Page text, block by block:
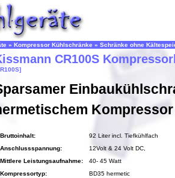
» Kompressor Kühlschränke » Schränke ohne
CR100S
Kompressor
Bruttoinhalt:
92 Liter incl. Tiefkühlfach
Anschlussspannung:
12Volt & 24 Volt DC,
Mittlere Leistungsaufnahme:
40- 45 Watt
Kompressortyp:
BD35 hermetic